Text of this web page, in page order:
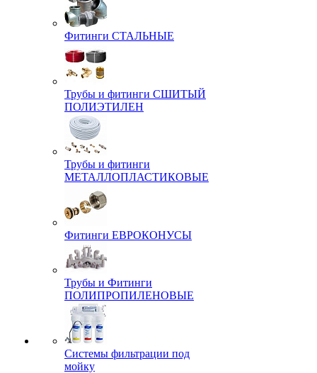
Фитинги СТАЛЬНЫЕ
Трубы и фитинги СШИТЫЙ
ПОЛИЭТИЛЕН
Трубы и фитинги
МЕТАЛЛОПЛАСТИКОВЫЕ
Фитинги ЕВРОКОНУСЫ
Трубы и Фитинги
ПОЛИПРОПИЛЕНОВЫЕ
Системы фильтрации под
мойку